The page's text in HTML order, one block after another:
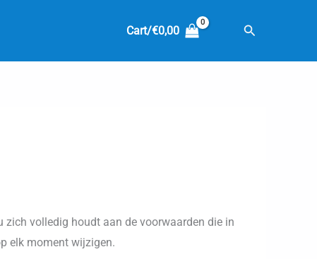
Cart/€0,00 Zoeken
zich volledig houdt aan de voorwaarden die in
elk moment wijzigen.